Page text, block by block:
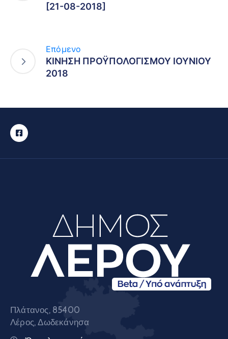
[21-08-2018]
Επόμενο
ΚΙΝΗΣΗ ΠΡΟΫΠΟΛΟΓΙΣΜΟΥ ΙΟΥΝΙΟΥ
2018
Πλάτανος, 85400
Λέρος, Δωδεκάνησα